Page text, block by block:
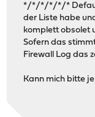
*/*/*/*/*/* Default
der Liste habe
komplett obsolet
Sofern das
Firewall Log das
Kann mich bitte